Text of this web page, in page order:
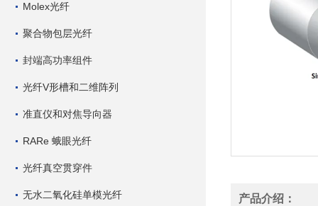
Molex光纤
聚合物包层光纤
封端高功率组件
光纤V形槽和二维阵列
准直仪和对焦导向器
RARe 蛾眼光纤
光纤真空贯穿件
无水二氧化硅单模光纤 产品介绍：